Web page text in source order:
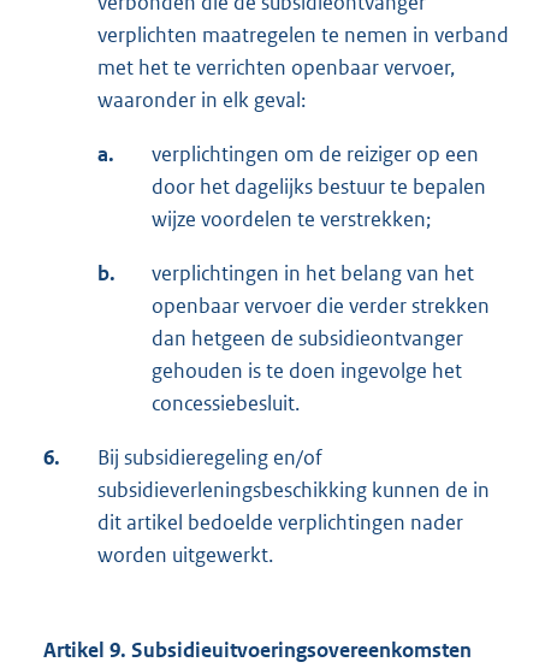
verplichten maatregelen te nemen in verband
met het te verrichten openbaar vervoer,
waaronder in elk geval:
a.
verplichtingen om de reiziger op een
door het dagelijks bestuur te bepalen
wijze voordelen te verstrekken;
b.
verplichtingen in het belang van het
openbaar vervoer die verder strekken
dan hetgeen de subsidieontvanger
gehouden is te doen ingevolge het
concessiebesluit.
6.
Bij subsidieregeling en/of
subsidieverleningsbeschikking kunnen de in
dit artikel bedoelde verplichtingen nader
worden uitgewerkt.
Artikel 9. Subsidieuitvoeringsovereenkomsten